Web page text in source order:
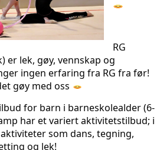
RG
er lek, gøy, vennskap og
ingen erfaring fra RG fra før!
gøy med oss
for barn i barneskolealder (6-
har et variert aktivitetstilbud; i
som dans, tegning,
og lek!